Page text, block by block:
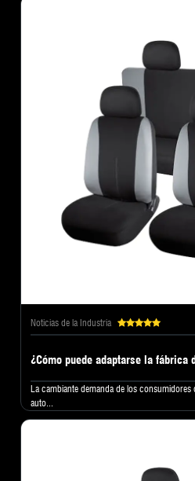
Noticias de la Industria
La cambiante demanda de los
auto...